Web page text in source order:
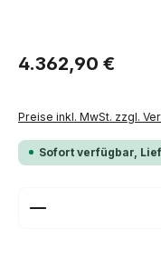
Regulärer Preis:
4.362,90 €
Preise inkl. MwSt. zzgl.
Sofort verfügbar,
Produkt Anzahl: